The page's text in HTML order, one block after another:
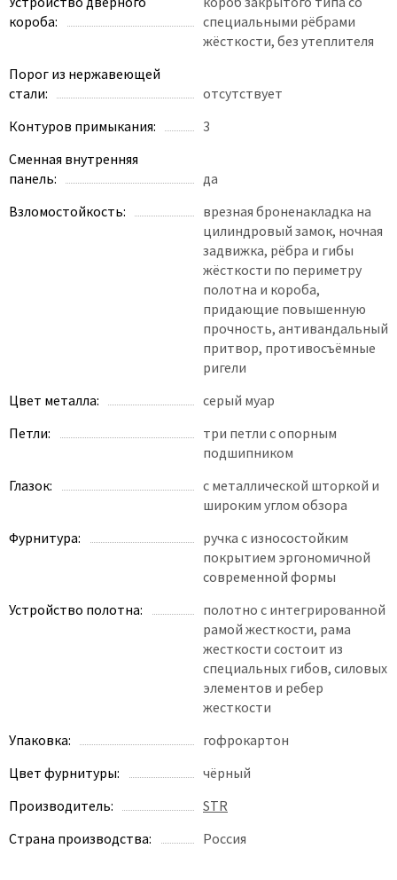
короба:
специальными рёбрами
жёсткости, без утеплителя
Порог из нержавеющей
стали:
отсутствует
Контуров примыкания:
3
Сменная внутренняя
панель:
да
Взломостойкость:
врезная броненакладка на
цилиндровый замок, ночная
задвижка, рёбра и гибы
жёсткости по периметру
полотна и короба,
придающие повышенную
прочность, антивандальный
притвор, противосъёмные
ригели
Цвет металла:
серый муар
Петли:
три петли с опорным
подшипником
Глазок:
с металлической шторкой и
широким углом обзора
Фурнитура:
ручка с износостойким
покрытием эргономичной
современной формы
Устройство полотна:
полотно с интегрированной
рамой жесткости, рама
жесткости состоит из
специальных гибов, силовых
элементов и ребер
жесткости
Упаковка:
гофрокартон
Цвет фурнитуры:
чёрный
Производитель:
STR
Страна производства:
Россия